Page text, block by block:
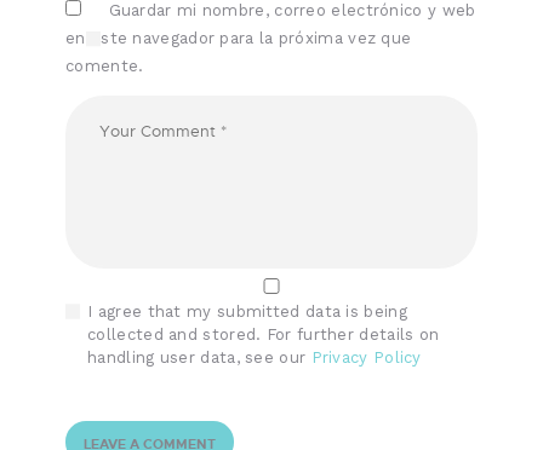
Guardar mi nombre, correo electrónico y web
en este navegador para la próxima vez que
comente.
I agree that my submitted data is being
collected and stored. For further details on
handling user data, see our Privacy Policy